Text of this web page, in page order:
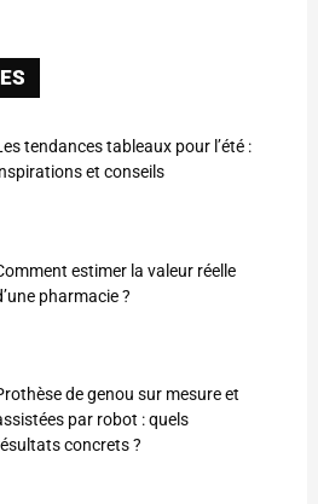
tendances tableaux pour l’été :
et conseils
estimer la valeur réelle
pharmacie ?
de genou sur mesure et
par robot : quels
concrets ?